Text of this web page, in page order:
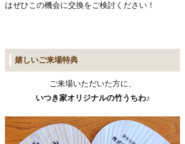
はぜひこの機会に交換をご検討ください！
嬉しいご来場特典
ご来場いただいた方に、
いつき家オリジナルの竹うちわ♪